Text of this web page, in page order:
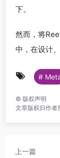
下。
然而，将
中，在设计
#
© 版权声明
文章版权归作者
上一篇